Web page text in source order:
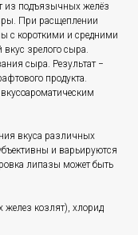
из подъязычных желёз
При расщеплении
с короткими и средними
зрелого сыра.
сыра. Результат −
продукта.
вкуса различных
и варьируются
липазы может быть
козлят), хлорид